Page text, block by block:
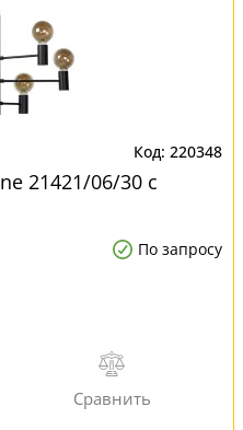
220348
21421/06/30 с
По запросу